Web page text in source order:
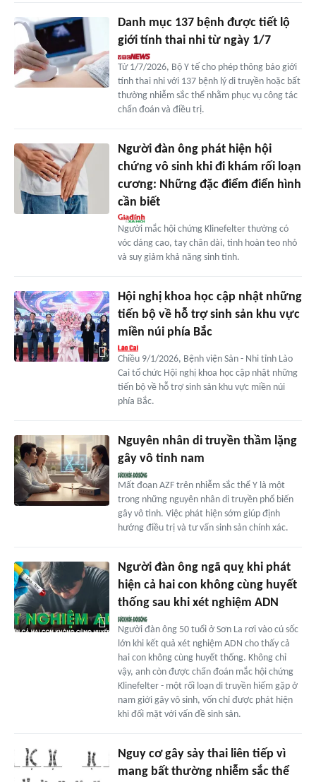
Danh mục 137 bệnh được tiết lộ
giới tính thai nhi từ ngày 1/7
Từ 1/7/2026, Bộ Y tế cho phép thông báo giới
tính thai nhi với 137 bệnh lý di truyền hoặc bất
thường nhiễm sắc thể nhằm phục vụ công tác
chẩn đoán và điều trị.
Người đàn ông phát hiện hội
chứng vô sinh khi đi khám rối loạn
cương: Những đặc điểm điển hình
cần biết
Người mắc hội chứng Klinefelter thường có
vóc dáng cao, tay chân dài, tinh hoàn teo nhỏ
và suy giảm khả năng sinh tinh.
Hội nghị khoa học cập nhật những
tiến bộ về hỗ trợ sinh sản khu vực
miền núi phía Bắc
Chiều 9/1/2026, Bệnh viện Sản - Nhi tỉnh Lào
Cai tổ chức Hội nghị khoa học cập nhật những
tiến bộ về hỗ trợ sinh sản khu vực miền núi
phía Bắc.
Nguyên nhân di truyền thầm lặng
gây vô tinh nam
Mất đoạn AZF trên nhiễm sắc thể Y là một
trong những nguyên nhân di truyền phổ biến
gây vô tinh. Việc phát hiện sớm giúp định
hướng điều trị và tư vấn sinh sản chính xác.
Người đàn ông ngã quỵ khi phát
hiện cả hai con không cùng huyết
thống sau khi xét nghiệm ADN
Người đàn ông 50 tuổi ở Sơn La rơi vào cú sốc
lớn khi kết quả xét nghiệm ADN cho thấy cả
hai con không cùng huyết thống. Không chỉ
vậy, anh còn được chẩn đoán mắc hội chứng
Klinefelter - một rối loạn di truyền hiếm gặp ở
nam giới gây vô sinh, vốn chỉ được phát hiện
khi đối mặt với vấn đề sinh sản.
Nguy cơ gây sảy thai liên tiếp vì
mang bất thường nhiễm sắc thể